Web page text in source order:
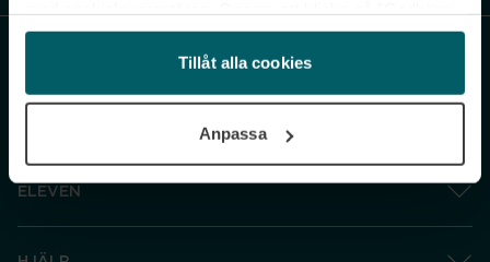
och gå vidare” accepterar du samtliga cookies medan du
under ”Inställningar” kan anpassa användningen av
cookies. Du kan återkalla ditt samtycke när som helst.
Tillåt alla cookies
Anpassa
ELEVEN